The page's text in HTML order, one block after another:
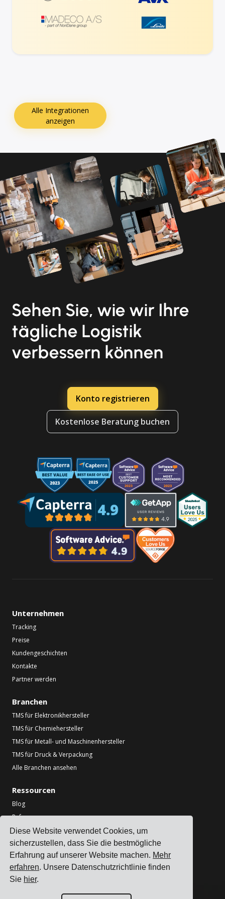
Diese Website verwendet Cookies, um
sicherzustellen, dass Sie die bestmögliche
Erfahrung auf unserer Website machen. Mehr
erfahren. Unsere Datenschutzrichtlinie finden
Sie hier.
Alle Integrationen
anzeigen
Sehen Sie, wie wir Ihre
tägliche Logistik
verbessern können
Konto registrieren
Kostenlose Beratung buchen
Unternehmen
Tracking
Preise
Kundengeschichten
Kontakte
Partner werden
Branchen
TMS für Elektronikhersteller
TMS für Chemiehersteller
TMS für Metall- und Maschinenhersteller
TMS für Druck & Verpackung
Alle Branchen ansehen
Ressourcen
Blog
Referenzen
Spediteur-Integrationen
ERP-Integrationen
Partner
Informationen für Spediteure